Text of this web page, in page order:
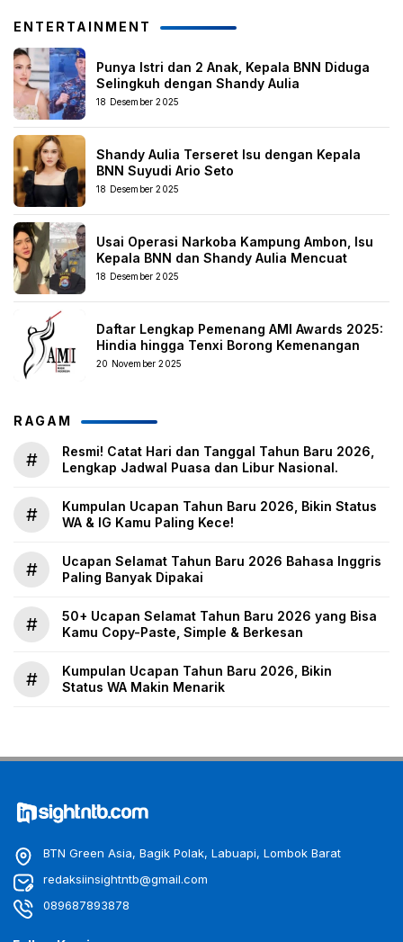
ENTERTAINMENT
Punya Istri dan 2 Anak, Kepala BNN Diduga
Selingkuh dengan Shandy Aulia
18 Desember 2025
Shandy Aulia Terseret Isu dengan Kepala
BNN Suyudi Ario Seto
18 Desember 2025
Usai Operasi Narkoba Kampung Ambon, Isu
Kepala BNN dan Shandy Aulia Mencuat
18 Desember 2025
Daftar Lengkap Pemenang AMI Awards 2025:
Hindia hingga Tenxi Borong Kemenangan
20 November 2025
RAGAM
#
Resmi! Catat Hari dan Tanggal Tahun Baru 2026,
Lengkap Jadwal Puasa dan Libur Nasional.
#
Kumpulan Ucapan Tahun Baru 2026, Bikin Status
WA & IG Kamu Paling Kece!
#
Ucapan Selamat Tahun Baru 2026 Bahasa Inggris
Paling Banyak Dipakai
#
50+ Ucapan Selamat Tahun Baru 2026 yang Bisa
Kamu Copy-Paste, Simple & Berkesan
#
Kumpulan Ucapan Tahun Baru 2026, Bikin
Status WA Makin Menarik
BTN Green Asia, Bagik Polak, Labuapi, Lombok Barat
redaksiinsightntb@gmail.com
089687893878